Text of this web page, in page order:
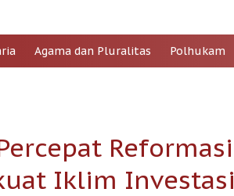
Agama dan Pluralitas Polhukam
Reformasi
Iklim Investasi